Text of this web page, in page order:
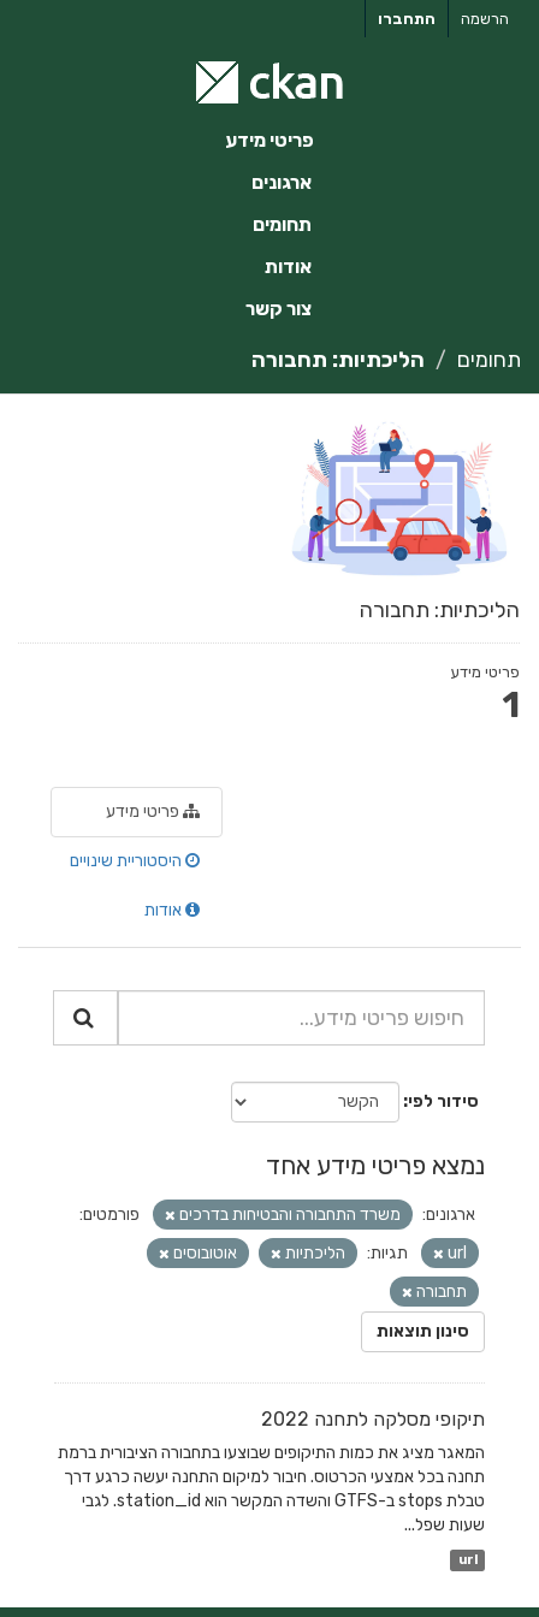
התחברו הרשמה
פריטי מידע
ארגונים
תחומים
אודות
צור קשר
תחומים הליכתיות: תחבורה
הליכתיות: תחבורה
פריטי מידע
1
פריטי מידע
היסטוריית שינויים
אודות
סידור לפי
נמצא פריטי מידע אחד
ארגונים: משרד התחבורה והבטיחות בדרכים
פורמטים:
url
תגיות: הליכתיות
אוטובוסים
תחבורה
סינון תוצאות
תיקופי מסלקה לתחנה 2022
המאגר מציג את כמות התיקופים שבוצעו בתחבורה הציבורית ברמת
תחנה בכל אמצעי הכרטוס. חיבור למיקום התחנה יעשה כרגע דרך
טבלת stops ב-GTFS והשדה המקשר הוא station_id. לגבי
שעות שפל...
url